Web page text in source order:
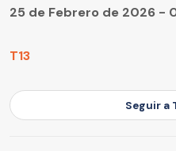
T13
25 de Febrero de 2026 -
Seguir a